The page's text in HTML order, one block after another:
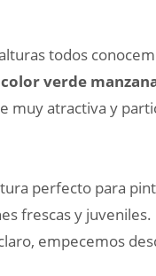
todos
color verde
muy atractiva y
perfecto para
frescas y juveniles.
empecemos